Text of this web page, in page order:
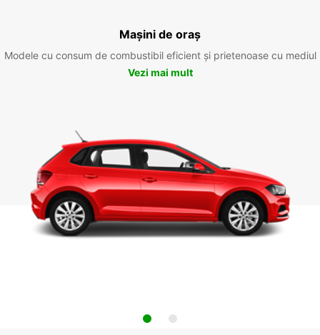
Mașini de oraș
Modele cu consum de combustibil eficient și prietenoase cu mediul
Vezi mai mult